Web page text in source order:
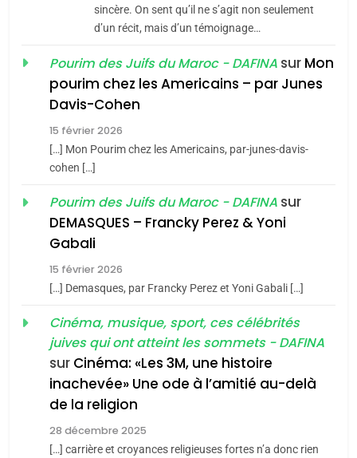
Tafraout, le miel de Tadla
Azilal consacrés produits
du terroir
DAFINA MAROC
Oeil ravageur – Vanessa
De Loya Stauber
«Tu dis génocide, je dis
guerre»: La nouvelle
Tout sur la Nostalgie
SOUVENIRS
l’alliance pourrait
s’étendre à 13 pays
ISRAÉL JUDAISME
sincère. On sent qu’il ne s’agit non seulement
d’un récit, mais d’un témoignage…
Pourim des Juifs du Maroc - DAFINA sur Mon
pourim chez les Americains – par Junes
Davis-Cohen
15 février 2026
[…] Mon Pourim chez les Americains, par-junes-davis-
cohen […]
Pourim des Juifs du Maroc - DAFINA sur
DEMASQUES – Francky Perez & Yoni
Gabali
15 février 2026
[…] Demasques, par Francky Perez et Yoni Gabali […]
Cinéma, musique, sport, ces célébrités
juives qui ont atteint les sommets - DAFINA
sur Cinéma: «Les 3M, une histoire
inachevée» Une ode à l’amitié au-delà
de la religion
28 décembre 2025
[…] carrière et croyances religieuses fortes n’a donc rien
2025, l’année la plus
d’ADL contre
l’antisémitisme
FRANCE ISRAÉL
POURQUOI JE REVENDIQUE
Zrihen-Dvir
CE QUI NOUS MANQUE –
Jacques Hadida
JUDAISME